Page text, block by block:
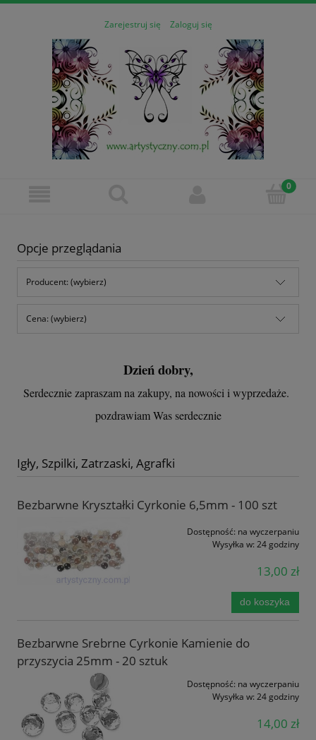
Zarejestruj się Zaloguj się
Opcje przeglądania
Producent: (wybierz)
Cena: (wybierz)
Dzień dobry,
Serdecznie zapraszam na zakupy, na nowości i wyprzedaże.
pozdrawiam Was serdecznie
Igły, Szpilki, Zatrzaski, Agrafki
Bezbarwne Kryształki Cyrkonie 6,5mm - 100 szt
Dostępność: na wyczerpaniu
Wysyłka w: 24 godziny
13,00 zł
do koszyka
Bezbarwne Srebrne Cyrkonie Kamienie do
przyszycia 25mm - 20 sztuk
Dostępność: na wyczerpaniu
Wysyłka w: 24 godziny
14,00 zł